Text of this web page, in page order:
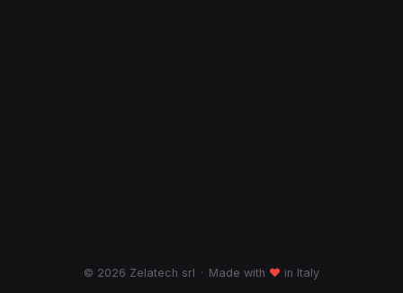
© 2026 Zelatech srl · Made with ♥ in Italy